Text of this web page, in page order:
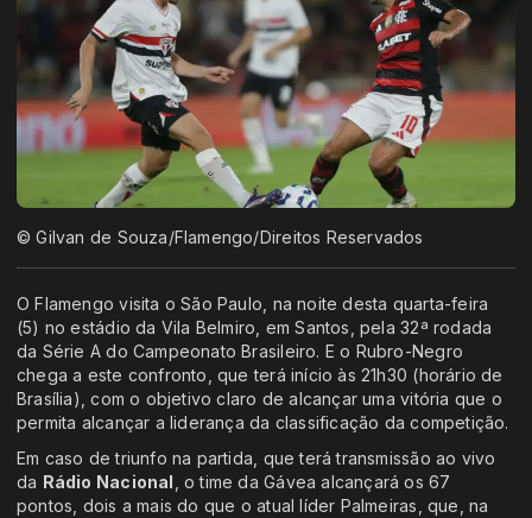
© Gilvan de Souza/Flamengo/Direitos Reservados
O Flamengo visita o São Paulo, na noite desta quarta-feira
(5) no estádio da Vila Belmiro, em Santos, pela 32ª rodada
da Série A do Campeonato Brasileiro. E o Rubro-Negro
chega a este confronto, que terá início às 21h30 (horário de
Brasília), com o objetivo claro de alcançar uma vitória que o
permita alcançar a liderança da classificação da competição.
Em caso de triunfo na partida, que terá transmissão ao vivo
da Rádio Nacional , o time da Gávea alcançará os 67
pontos, dois a mais do que o atual líder Palmeiras, que, na